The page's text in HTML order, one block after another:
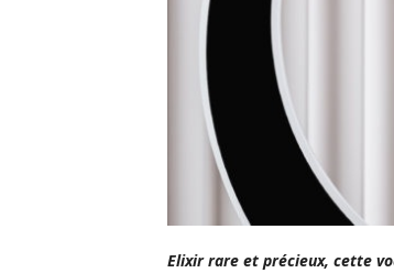
Elixir rare et précieux, cette